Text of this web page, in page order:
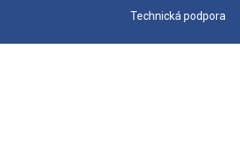
Technická podpora